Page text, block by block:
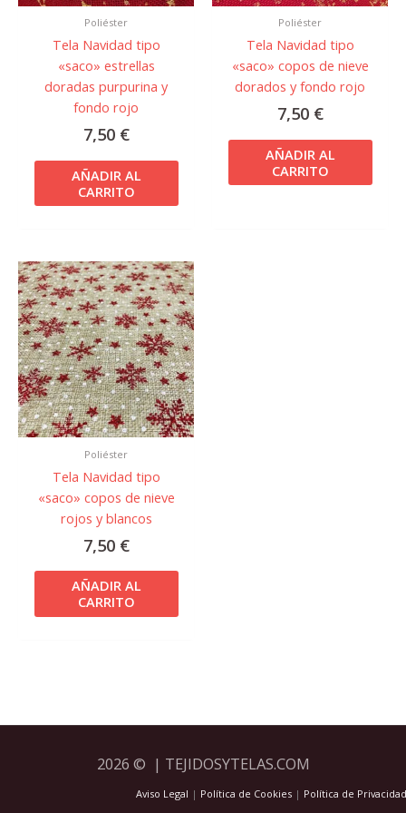
Poliéster
Tela Navidad tipo
«saco» estrellas
doradas purpurina y
fondo rojo
7,50 €
AÑADIR AL
CARRITO
Poliéster
Tela Navidad tipo
«saco» copos de nieve
dorados y fondo rojo
7,50 €
AÑADIR AL
CARRITO
Poliéster
Tela Navidad tipo
«saco» copos de nieve
rojos y blancos
7,50 €
AÑADIR AL
CARRITO
2026 © | TEJIDOSYTELAS.COM
Aviso Legal | Política de Cookies| Política de Privacidad